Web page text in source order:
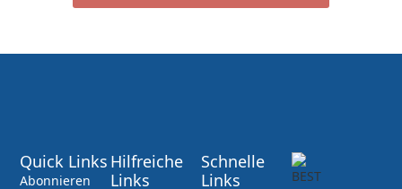
Schnelle
Links
Hilfreiche
Links
Quick Links
Abonnieren